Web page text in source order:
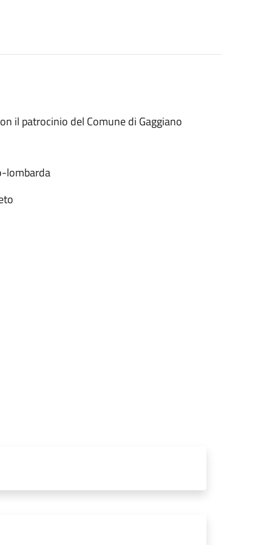
il patrocinio del Comune di Gaggiano
lombarda